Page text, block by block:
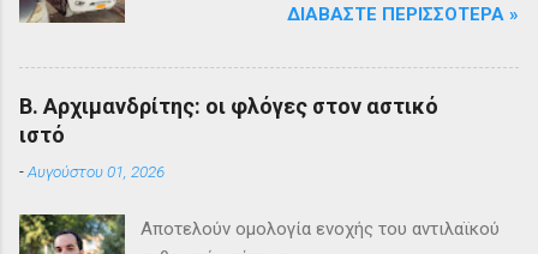
ΔΙΑΒΆΣΤΕ ΠΕΡΙΣΣΌΤΕΡΑ »
Β. Αρχιμανδρίτης: οι φλόγες στον αστικό
ιστό
-Αυγούστου 01, 2026
Αποτελούν ομολογία ενοχής του αντιλαϊκού